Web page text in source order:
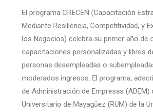
El programa CRECEN (Capacitación
Mediante Resiliencia, Competitividad, y
los Negocios) celebra su primer año de
capacitaciones personalizadas y libres
personas desempleadas o
moderados ingresos. El programa,
de Administración de Empresas (ADEM)
Universitario de Mayagüez (RUM) de la